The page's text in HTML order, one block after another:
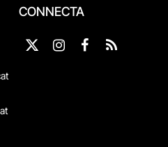
CONNECTA
X
Instagram
Facebook
RSS